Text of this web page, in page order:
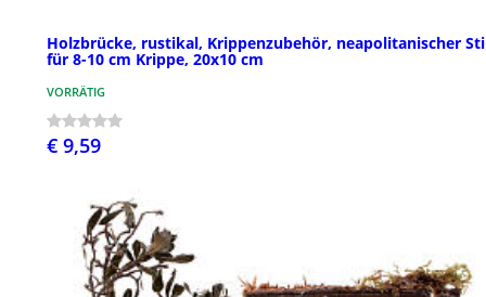
Holzbrücke, rustikal, Krippenzubehör, neapolitanischer
für 8-10 cm Krippe, 20x10 cm
VORRÄTIG
€ 9,59